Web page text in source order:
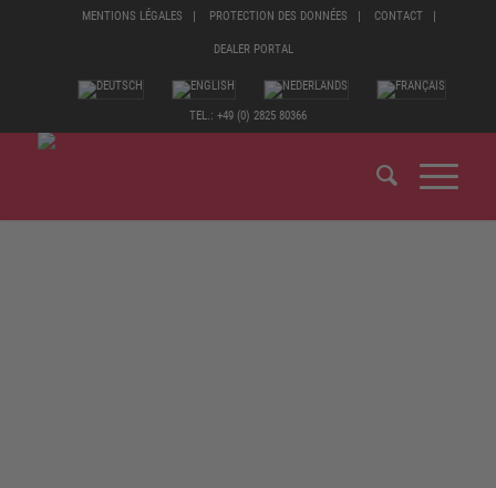
MENTIONS LÉGALES PROTECTION DES DONNÉES CONTACT
DEALER PORTAL
TEL.: +49 (0) 2825 80366